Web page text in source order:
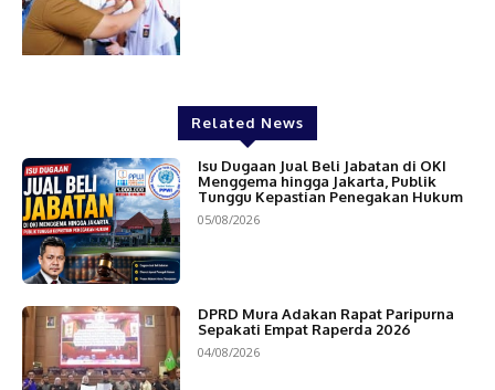
Related News
Isu Dugaan Jual Beli Jabatan di OKI
Menggema hingga Jakarta, Publik
Tunggu Kepastian Penegakan Hukum
05/08/2026
DPRD Mura Adakan Rapat Paripurna
Sepakati Empat Raperda 2026
04/08/2026